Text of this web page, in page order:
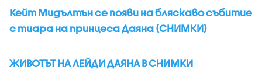
Кейт Мидълтън се появи на бляскаво събитие
с тиара на принцеса Даяна (СНИМКИ)
ЖИВОТЪТ НА ЛЕЙДИ ДАЯНА В СНИМКИ